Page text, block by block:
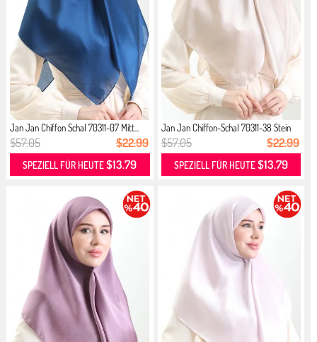
Jan Jan Chiffon Schal 70311-07 Mitt...
$57.05 $22.99
SPEZIELL FÜR HEUTE$13.79
Jan Jan Chiffon-Schal 70311-38 Stein
$57.05 $22.99
SPEZIELL FÜR HEUTE$13.79